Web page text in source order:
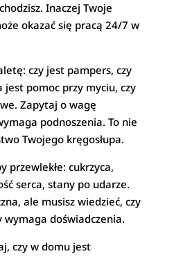
Inaczej Twoje
okazać się pracą 24/7 w
czy jest pampers, czy
pomoc przy myciu, czy
Zapytaj o wagę
podnoszenia. To nie
Twojego kręgosłupa.
przewlekłe: cukrzyca,
serca, stany po udarze.
ale musisz wiedzieć, czy
doświadczenia.
czy w domu jest